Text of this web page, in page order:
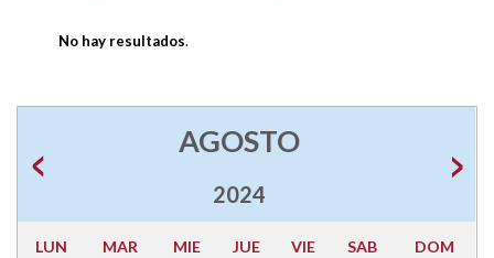
No hay resultados.
AGOSTO
2024
LUN MAR MIE JUE VIE SAB DOM